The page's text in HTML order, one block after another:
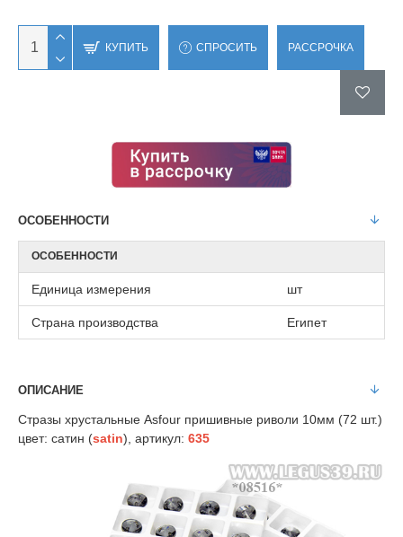
КУПИТЬ СПРОСИТЬ РАССРОЧКА
ОСОБЕННОСТИ
ОСОБЕННОСТИ
Единица измерения шт
Страна производства Египет
ОПИСАНИЕ
Стразы хрустальные Asfour пришивные риволи 10мм (72 шт.)
цвет: сатин (satin), артикул: 635